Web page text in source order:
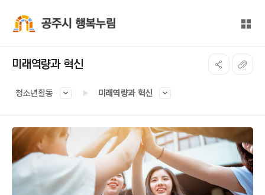
전체
미래역량과 혁신
청소년활동 미래역량과 혁신